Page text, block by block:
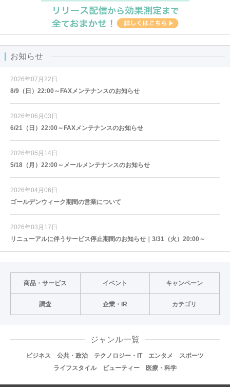
お知らせ
2026年07月22日
8/9（日）22:00～FAXメンテナンスのお知らせ
2026年06月03日
6/21（日）22:00～FAXメンテナンスのお知らせ
2026年05月14日
5/18（月）22:00～メールメンテナンスのお知らせ
2026年04月06日
ゴールデンウィーク期間の営業について
2026年03月17日
リニューアルに伴うサービス停止期間のお知らせ｜3/31（火）20:00～
商品・サービス イベント キャンペーン
調査 企業・IR カテゴリ
ジャンル一覧
ビジネス 公共・政治 テクノロジー・IT エンタメ
スポーツ
ライフスタイル
ビューティー 医療・科学